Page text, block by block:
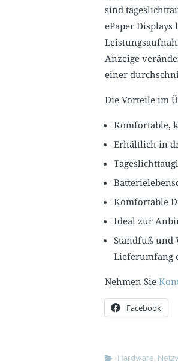
sind
ePaper
Anzeige
einer
Die Vorteile im
Komfortable,
Erhältlich in
Komfortable
Ideal zur
Standfuß und
Lieferumfang
Nehmen Sie
Facebook
Hardware,